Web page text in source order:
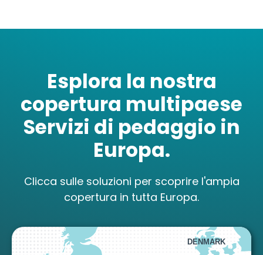
Reti di pedaggio
multinazionali
Scegli le nostre carte Unit, Carburante e
Paesi.
Esplora la nostra
copertura multipaese
Servizi di pedaggio in
Europa.
Clicca sulle soluzioni per scoprire l'ampia
copertura in tutta Europa.
DENMARK
NORWAY